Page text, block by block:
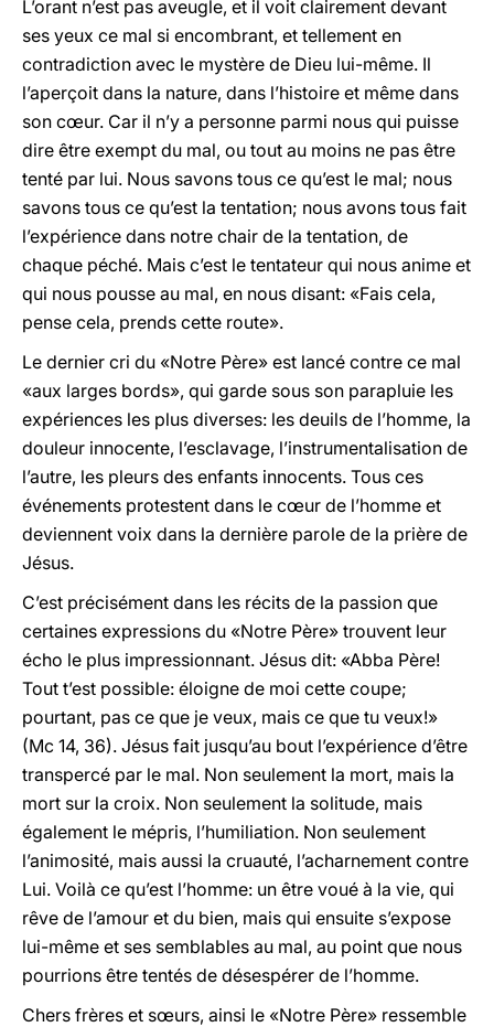
L’orant n’est pas aveugle, et il voit clairement devant
ses yeux ce mal si encombrant, et tellement en
contradiction avec le mystère de Dieu lui-même. Il
l’aperçoit dans la nature, dans l’histoire et même dans
son cœur. Car il n’y a personne parmi nous qui puisse
dire être exempt du mal, ou tout au moins ne pas être
tenté par lui. Nous savons tous ce qu’est le mal; nous
savons tous ce qu’est la tentation; nous avons tous fait
l’expérience dans notre chair de la tentation, de
chaque péché. Mais c’est le tentateur qui nous anime et
qui nous pousse au mal, en nous disant: «Fais cela,
pense cela, prends cette route».
Le dernier cri du «Notre Père» est lancé contre ce mal
«aux larges bords», qui garde sous son parapluie les
expériences les plus diverses: les deuils de l’homme, la
douleur innocente, l’esclavage, l’instrumentalisation de
l’autre, les pleurs des enfants innocents. Tous ces
événements protestent dans le cœur de l’homme et
deviennent voix dans la dernière parole de la prière de
Jésus.
C’est précisément dans les récits de la passion que
certaines expressions du «Notre Père» trouvent leur
écho le plus impressionnant. Jésus dit: «Abba Père!
Tout t’est possible: éloigne de moi cette coupe;
pourtant, pas ce que je veux, mais ce que tu veux!»
(Mc 14, 36). Jésus fait jusqu’au bout l’expérience d’être
transpercé par le mal. Non seulement la mort, mais la
mort sur la croix. Non seulement la solitude, mais
également le mépris, l’humiliation. Non seulement
l’animosité, mais aussi la cruauté, l’acharnement contre
Lui. Voilà ce qu’est l’homme: un être voué à la vie, qui
rêve de l’amour et du bien, mais qui ensuite s’expose
lui-même et ses semblables au mal, au point que nous
pourrions être tentés de désespérer de l’homme.
Chers frères et sœurs, ainsi le «Notre Père» ressemble